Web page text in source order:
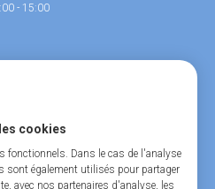
- 15:00
cookies
fonctionnels. Dans le cas de l'analyse
sont également utilisés pour partager
avec nos partenaires d'analyse, les